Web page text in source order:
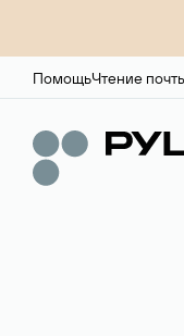
ПомощьЧтение